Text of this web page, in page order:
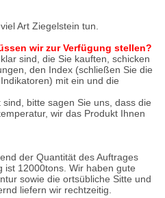
Art Ziegelstein tun.
wir zur Verfügung stellen?
sind, die Sie kauften, schicken
den Index (schließen Sie die
mit ein und die
bitte sagen Sie uns, dass die
wir das Produkt Ihnen
der Quantität des Auftrages
ist 12000tons. Wir haben gute
sowie die ortsübliche Sitte und
liefern wir rechtzeitig.